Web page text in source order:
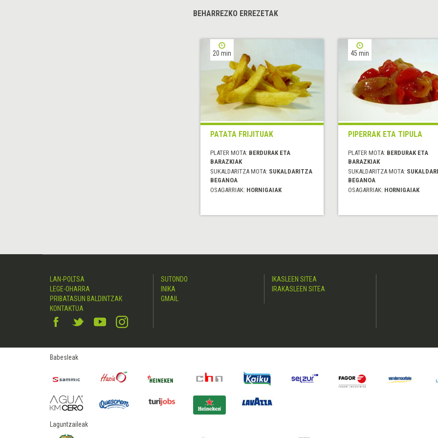
BEHARREZKO ERREZETAK
20 min
PATATA FRIJITUAK
PLATER MOTA: BERDURAK ETA
BARAZKIAK
SUKALDARITZA MOTA: SUKALDARITZA
BEGANOA
OSAGARRIAK: HORNIGAIAK
45 min
PIPERRAK ETA TIPULA
PLATER MOTA: BERDURAK ETA
BARAZKIAK
SUKALDARITZA MOTA:
BEGANOA
OSAGARRIAK: HORNIGAIAK
LAN-POLTSA
LEGE-OHARRA
PRIBATASUN BALDINTZAK
KONTAKTUA
SUTONDO
INIKA
GMAIL
IKASLEEN SITEA
IRAKASLEEN SITEA
Babesleak
Laguntzaileak